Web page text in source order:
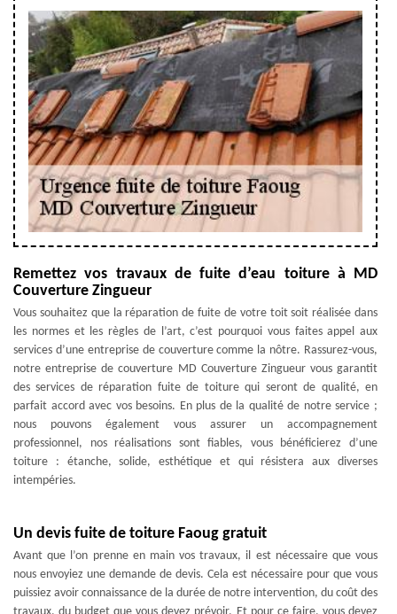
Remettez vos travaux de fuite d’eau toiture à MD
Couverture Zingueur
Vous souhaitez que la réparation de fuite de votre toit soit réalisée dans
les normes et les règles de l’art, c’est pourquoi vous faites appel aux
services d’une entreprise de couverture comme la nôtre. Rassurez-vous,
notre entreprise de couverture MD Couverture Zingueur vous garantit
des services de réparation fuite de toiture qui seront de qualité, en
parfait accord avec vos besoins. En plus de la qualité de notre service ;
nous pouvons également vous assurer un accompagnement
professionnel, nos réalisations sont fiables, vous bénéficierez d’une
toiture : étanche, solide, esthétique et qui résistera aux diverses
intempéries.
Un devis fuite de toiture Faoug gratuit
Avant que l’on prenne en main vos travaux, il est nécessaire que vous
nous envoyiez une demande de devis. Cela est nécessaire pour que vous
puissiez avoir connaissance de la durée de notre intervention, du coût des